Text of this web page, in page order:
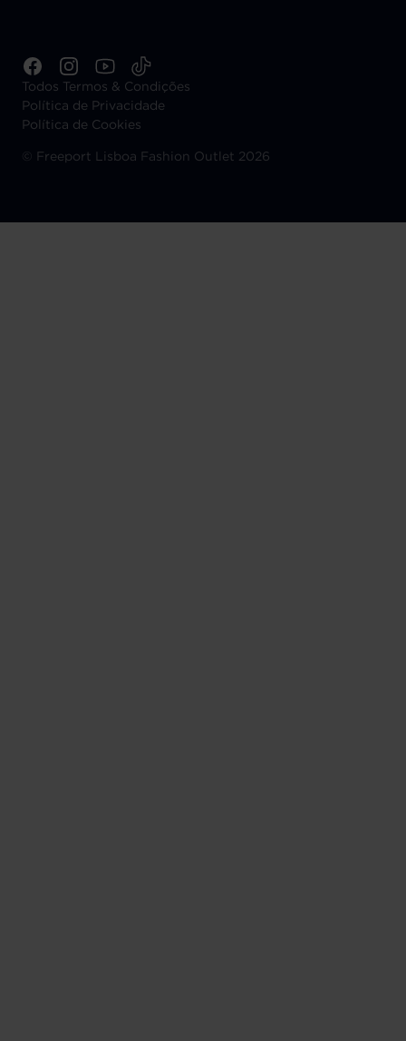
Todos Termos & Condições
Política de Privacidade
Política de Cookies
©
Freeport Lisboa Fashion Outlet 2026